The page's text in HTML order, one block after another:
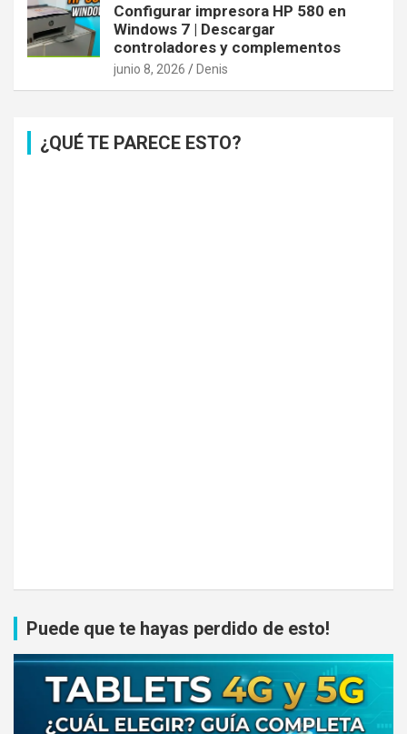
Configurar impresora HP 580 en
Windows 7 | Descargar
controladores y complementos
junio 8, 2026 Denis
¿QUÉ TE PARECE ESTO?
Puede que te hayas perdido de esto!